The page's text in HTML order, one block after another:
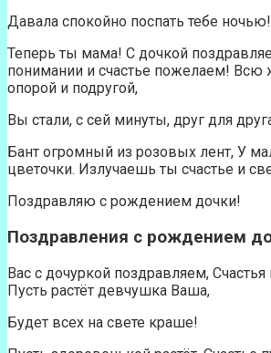
Давала спокойно поспать тебе ночью!
Теперь ты мама! С дочкой
понимании и счастье пожелаем! Всю
опорой и подругой,
Вы стали, с сей минуты, друг для
Бант огромный из розовых лент, У
цветочки. Излучаешь ты счастье и
Поздравляю с рождением дочки!
Поздравления с рождением
Вас с дочуркой поздравляем,
Пусть растёт девчушка Ваша,
Будет всех на свете краше!